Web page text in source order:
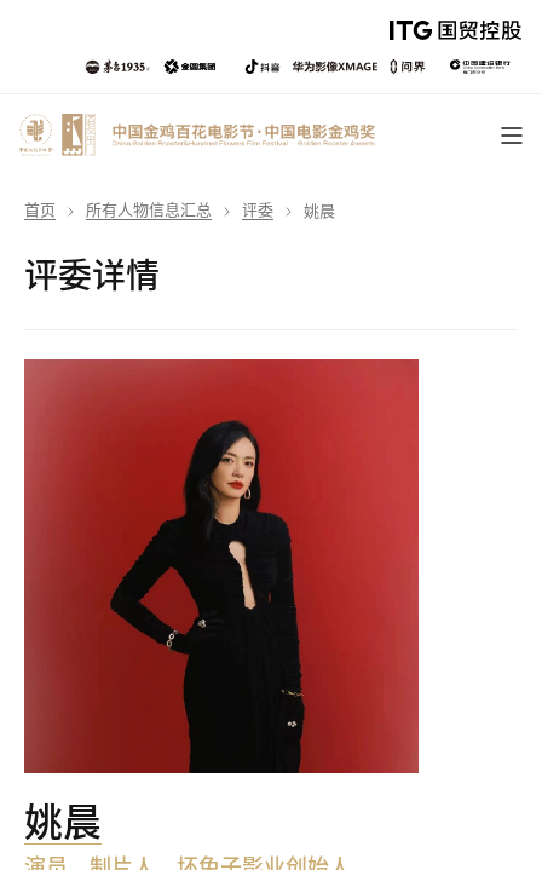
首页 所有人物信息汇总 评委 姚晨
评委详情
姚晨